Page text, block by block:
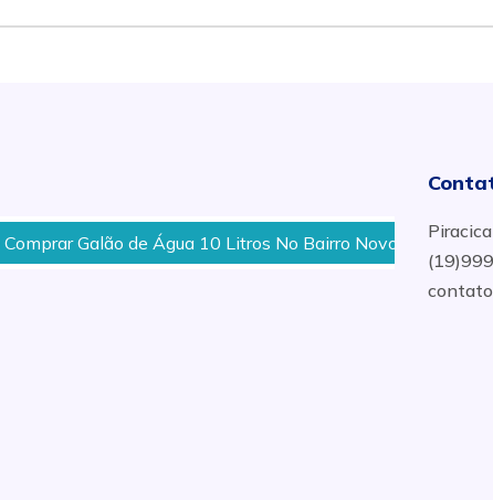
Galão de Água 10 Litros No Bairro Novo Horizonte Em